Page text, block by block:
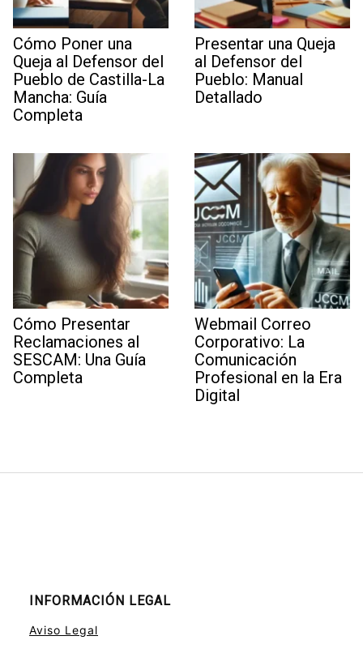
Cómo Poner una
Queja al Defensor del
Pueblo de Castilla-La
Mancha: Guía
Completa
Presentar una Queja
al Defensor del
Pueblo: Manual
Detallado
Cómo Presentar
Reclamaciones al
SESCAM: Una Guía
Completa
Webmail Correo
Corporativo: La
Comunicación
Profesional en la Era
Digital
INFORMACIÓN LEGAL
Aviso Legal